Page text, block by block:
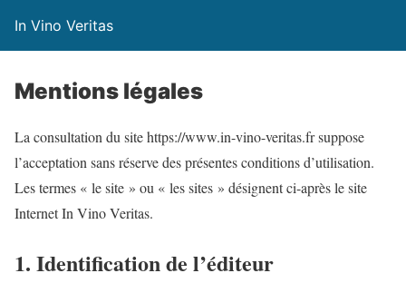
In Vino Veritas
Mentions légales
La consultation du site https://www.in-vino-veritas.fr suppose
l’acceptation sans réserve des présentes conditions d’utilisation.
Les termes « le site » ou « les sites » désignent ci-après le site
Internet In Vino Veritas.
1. Identification de l’éditeur